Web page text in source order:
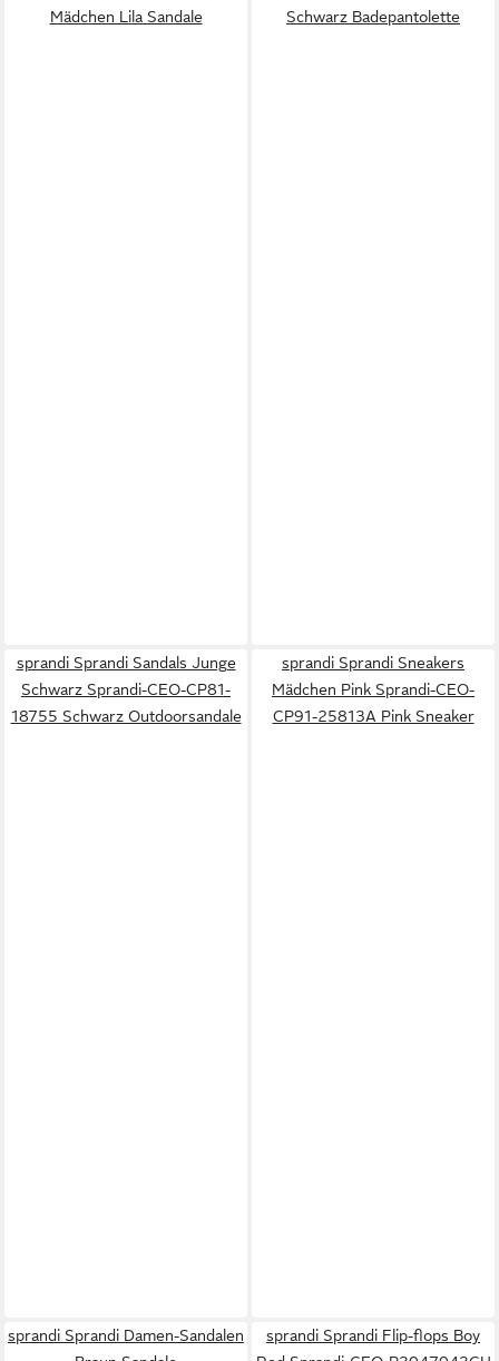
Mädchen Lila Sandale
Schwarz Badepantolette
sprandi Sprandi Sandals Junge
Schwarz Sprandi-CEO-CP81-
18755 Schwarz Outdoorsandale
sprandi Sprandi Sneakers
Mädchen Pink Sprandi-CEO-
CP91-25813A Pink Sneaker
sprandi Sprandi Damen-Sandalen
sprandi Sprandi Flip-flops Boy